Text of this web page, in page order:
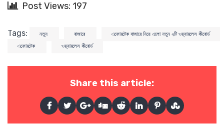
Post Views: 197
Tags: নতুন বাজারে
এফোরটেক বাজারে নিয়ে এলো নতুন ২টি ওয়্যারলেস কীবোর্ড
এফোরটেক
ওয়্যারলেস কীবোর্ড
Share this article: